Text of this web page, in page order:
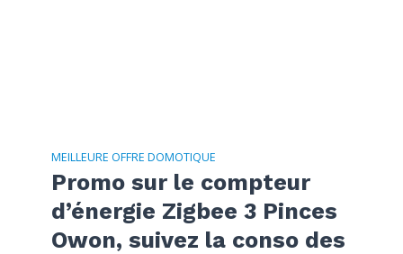
MEILLEURE OFFRE DOMOTIQUE
Promo sur le compteur
d’énergie Zigbee 3 Pinces
Owon, suivez la conso des